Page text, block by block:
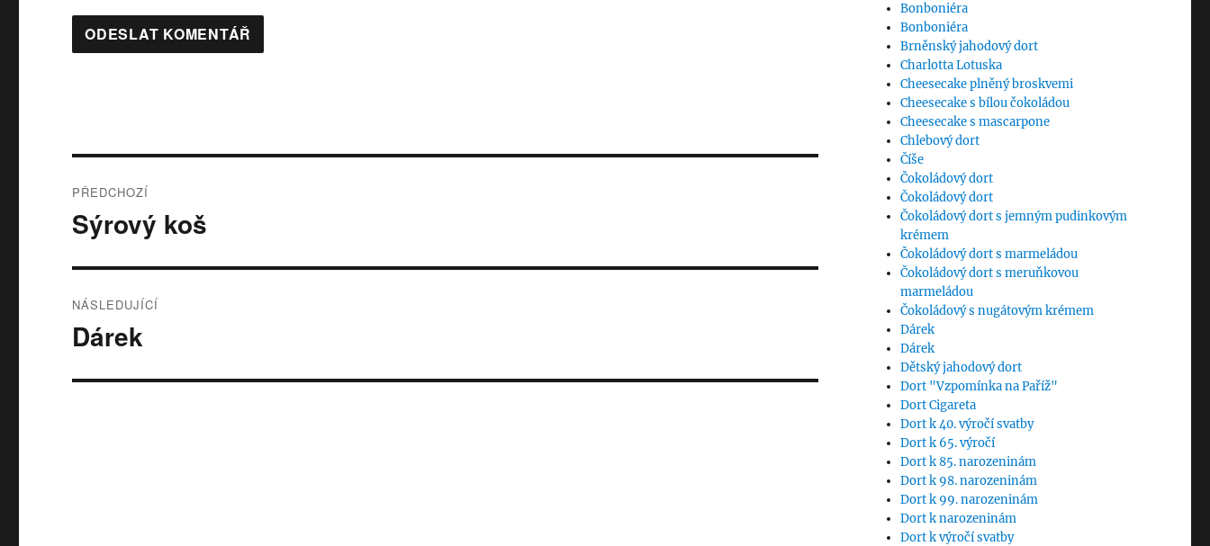
pro
PŘEDCHOZÍ
Předchozí
příspěvek:
Sýrový koš
NÁSLEDUJÍCÍ
Následující
Dárek
Bonboniéra
Bonboniéra
Brněnský jahodový dort
Charlotta Lotuska
Cheesecake plněný broskvemi
Cheesecake s bílou čokoládou
Cheesecake s mascarpone
Chlebový dort
Číše
Čokoládový dort
Čokoládový dort
Čokoládový dort s jemným pudinkovým
krémem
Čokoládový dort s marmeládou
Čokoládový dort s meruňkovou
marmeládou
Čokoládový s nugátovým krémem
Dárek
Dárek
Dětský jahodový dort
Dort "Vzpomínka na Paříž"
Dort Cigareta
Dort k 40. výročí svatby
Dort k 65. výročí
Dort k 85. narozeninám
Dort k 98. narozeninám
Dort k 99. narozeninám
Dort k narozeninám
Dort k výročí svatby